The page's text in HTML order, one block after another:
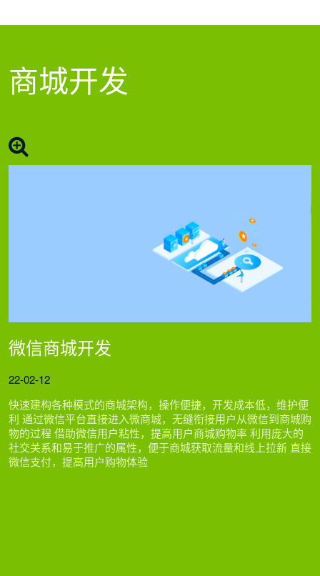
商城开发
微信商城开发
22-02-12
快速建构各种模式的商城架构，操作便捷，开发成本低，维护便
利 通过微信平台直接进入微商城，无缝衔接用户从微信到商城购
物的过程 借助微信用户粘性，提高用户商城购物率 利用庞大的
社交关系和易于推广的属性，便于商城获取流量和线上拉新 直接
微信支付，提高用户购物体验